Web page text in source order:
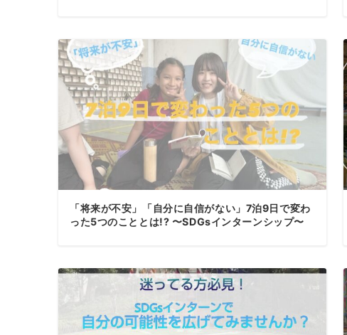
「将来が不安」「自分に自信がない」7泊9日で変わ
った5つのこととは!? 〜SDGsインターンシップ〜